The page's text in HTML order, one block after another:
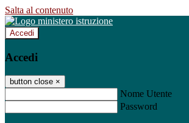
Salta al contenuto
Accedi
Accedi
button close ×
Nome Utente
Password